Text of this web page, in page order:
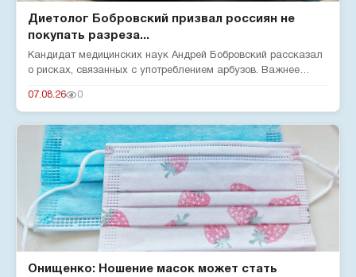
Диетолог Бобровский призвал россиян не
покупать разреза...
Кандидат медицинских наук Андрей Бобровский рассказал
о рисках, связанных с употреблением арбузов. Важнее
07.08.26 0
Онищенко: Ношение масок может стать